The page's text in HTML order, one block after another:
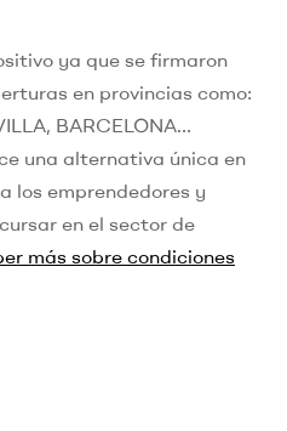
ya que se firmaron
en provincias como:
BARCELONA…
una alternativa única en
los emprendedores y
en el sector de
más sobre condiciones